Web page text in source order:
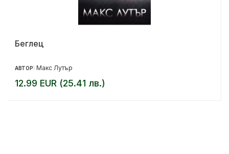
Беглец
АВТОР: Макс Лутър
12.99 EUR (25.41 лв.)